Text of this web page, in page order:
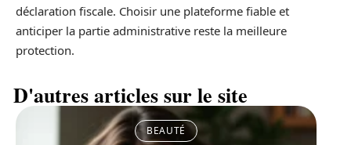
déclaration fiscale. Choisir une plateforme fiable et
anticiper la partie administrative reste la meilleure
protection.
D'autres articles sur le site
BEAUTÉ